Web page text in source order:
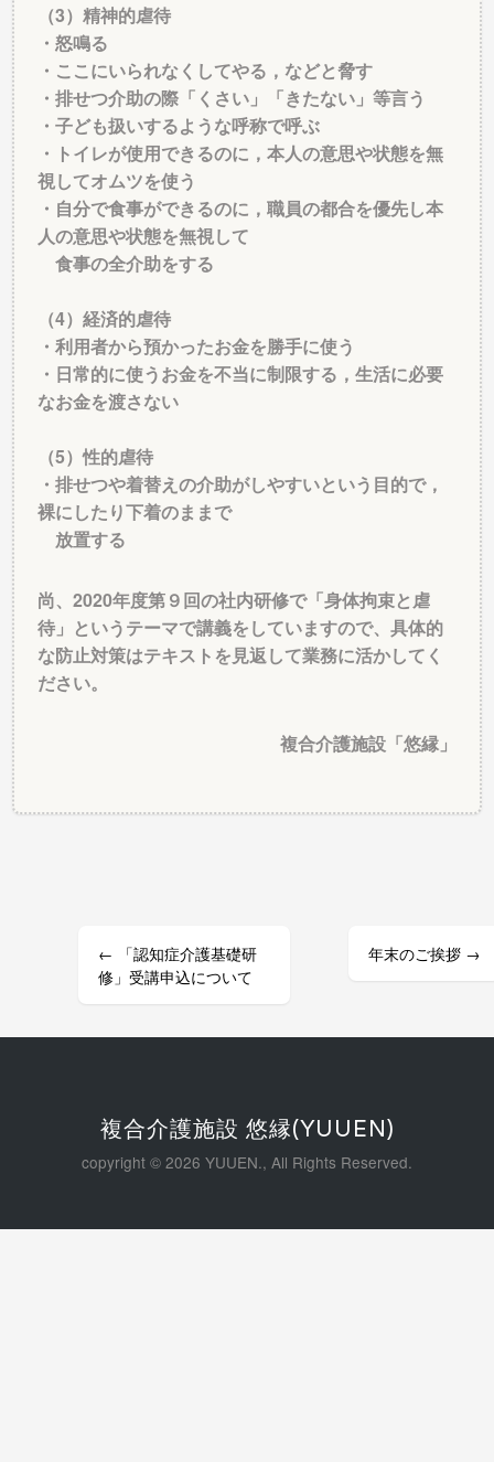
（3）精神的虐待
・怒鳴る
・ここにいられなくしてやる，などと脅す
・排せつ介助の際「くさい」「きたない」等言う
・子ども扱いするような呼称で呼ぶ
・トイレが使用できるのに，本人の意思や状態を無
視してオムツを使う
・自分で食事ができるのに，職員の都合を優先し本
人の意思や状態を無視して
食事の全介助をする
（4）経済的虐待
・利用者から預かったお金を勝手に使う
・日常的に使うお金を不当に制限する，生活に必要
なお金を渡さない
（5）性的虐待
・排せつや着替えの介助がしやすいという目的で，
裸にしたり下着のままで
放置する
尚、2020年度第９回の社内研修で「身体拘束と虐
待」というテーマで講義をしていますので、具体的
な防止対策はテキストを見返して業務に活かしてく
ださい。
複合介護施設「悠縁」
ン
←
「認知症介護基礎研
修」受講申込について
年末のご挨拶 →
複合介護施設 悠縁(YUUEN)
copyright © 2026 YUUEN., All Rights Reserved.